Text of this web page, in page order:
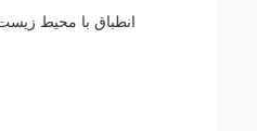
انطباق با محیط